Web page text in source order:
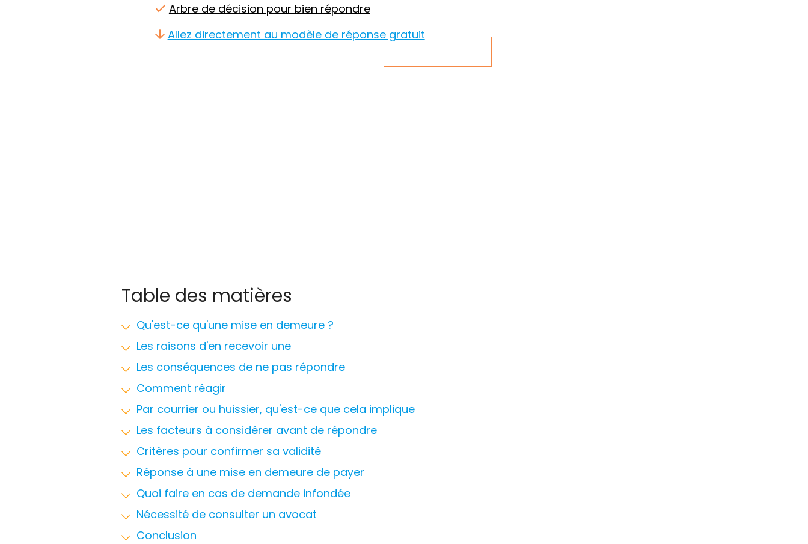
Arbre de décision pour bien répondre
Allez directement au modèle de réponse gratuit
Table des matières
Qu'est-ce qu'une mise en demeure ?
Les raisons d'en recevoir une
Les conséquences de ne pas répondre
Comment réagir
Par courrier ou huissier, qu'est-ce que cela implique
Les facteurs à considérer avant de répondre
Critères pour confirmer sa validité
Réponse à une mise en demeure de payer
Quoi faire en cas de demande infondée
Nécessité de consulter un avocat
Conclusion